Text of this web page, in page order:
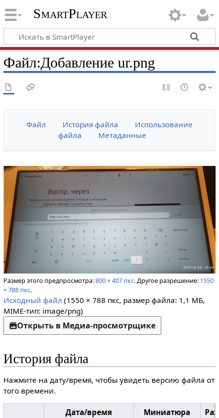
SmartPlayer
Файл:Добавление ur.png
Файл История файла
Использование
файла
Метаданные
Размер этого предпросмотра:800 × 407 пкс.Другое разрешение: 1550
× 788 пкс.
Исходный файл (1550 × 788 пкс, размер файла: 1,1 МБ,
MIME-тип: image/png)
Открыть в Медиа-просмотрщике
История файла
Нажмите на дату/время, чтобы увидеть версию файла от
того времени.
Дата/время Миниатюра